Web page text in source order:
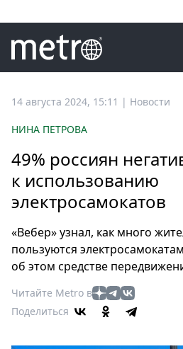
Все
Россия
Мир
Здоровье
Туризм
Мода
Кино
Афиша
14 августа 2024, 15:11 | Новости
НИНА ПЕТРОВА
49% россиян
к использованию
электросамокатов
«Вебер» узнал, как много
пользуются
об этом средстве
Читайте Metro в
Поделиться